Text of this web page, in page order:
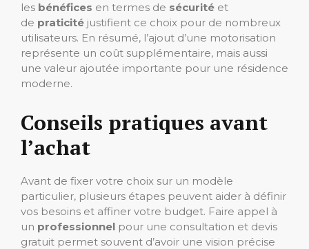
les bénéfices en termes de sécurité et
de praticité justifient ce choix pour de nombreux
utilisateurs. En résumé, l’ajout d’une motorisation
représente un coût supplémentaire, mais aussi
une valeur ajoutée importante pour une résidence
moderne.
Conseils pratiques avant
l’achat
Avant de fixer votre choix sur un modèle
particulier, plusieurs étapes peuvent aider à définir
vos besoins et affiner votre budget. Faire appel à
un professionnel pour une consultation et devis
gratuit permet souvent d’avoir une vision précise